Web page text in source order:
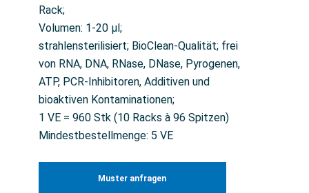
Rack;
Volumen: 1-20 µl;
strahlensterilisiert; BioClean-Qualität; frei
von RNA, DNA, RNase, DNase, Pyrogenen,
ATP, PCR-Inhibitoren, Additiven und
bioaktiven Kontaminationen;
1 VE = 960 Stk (10 Racks à 96 Spitzen)
Mindestbestellmenge: 5 VE
Muster anfragen